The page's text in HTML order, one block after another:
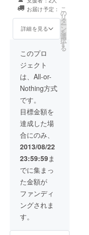
らは、日本
で働くMIT卒
業生、日本
にインター
ンシップに
やってくる
MITの学生の
大同窓会と
京都からの
学生が、地
元の人たち
への交流を
深めるを
Tane-
Retreatを開
始されまし
た。このイ
ベントの
コーディ
ネーターを
によるおしゃれ
なポストカード
をお送りしま
す。 ・SoHub
SoHub
Cube(グッズ）
をお送りしま
す。 ・田根で出
来た日本酒の利
き酒参加券
（2014年3月下
旬、田根にて）
をお送りいたし
ます。（交通
費・宿泊費自己
負担）
Thanks」といた
しまして、名前
またはニック
ネームの掲載を
10月から1年間
掲載) ・SoHub
ワークショップ
ムービーをリン
クにてお送りい
たします。 ・
SoHubメンバー
によるおしゃれ
なポストカード
をお送りしま
す。 ・SoHub
ボールペンをお
送りします。 ・
SoHub
Cube(グッズ）
をお送りしま
す。 ・2014年2
月下旬に田根ま
たは京都にて開
催するSoHub報
告会にご招待い
たします。（交
通費・宿泊費自
己負担）（開催
お届け予定：
詳細を見る
こ
の
リ
タ
ー
ン
を
選
択
す
る
このプロ
ジェクト
は、All-or-
Nothing方式
です。
目標金額を
達成した場
合にのみ、
2013/08/22
23:59:59ま
でに集まっ
た金額が
ファンディ
ングされま
す。